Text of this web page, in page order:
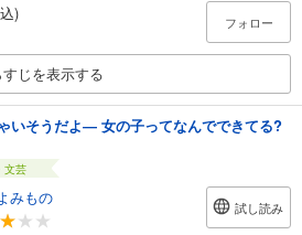
)
フォロー
すじを表示する
いそうだよ― 女の子ってなんでできてる?
文芸
みもの
試し読み